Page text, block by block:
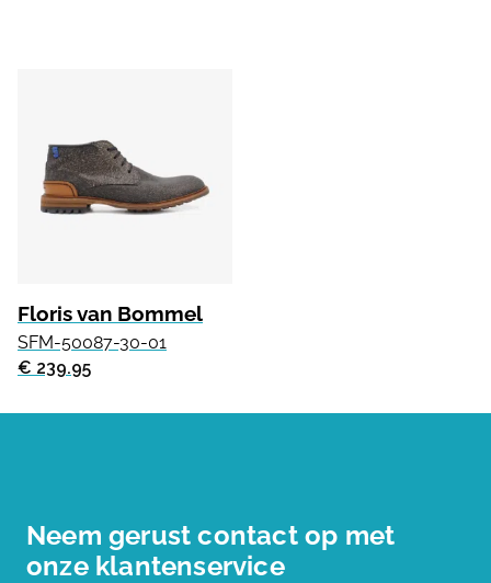
Floris van Bommel
SFM-50087-30-01
€ 239.95
Neem gerust contact op met
onze klantenservice